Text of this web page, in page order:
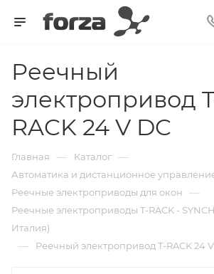
Реечный
электропривод
RACK 24 V DC
Главная — Каталог —
Автоматика и дистанционное
Реечные электроприводы для окон —
Реечные электроприводы T-RACK -
Италия)
— Реечный электропривод T-RACK 24